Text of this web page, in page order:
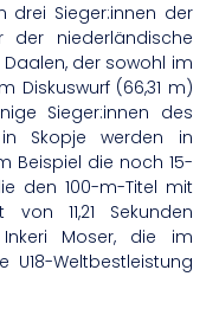
drei Sieger:innen der
der niederländische
der sowohl im
Diskuswurf (66,31 m)
Sieger:innen des
in Skopje werden in
Beispiel die noch 15-
den 100-m-Titel mit
von 11,21 Sekunden
Moser, die im
Weltbestleistung